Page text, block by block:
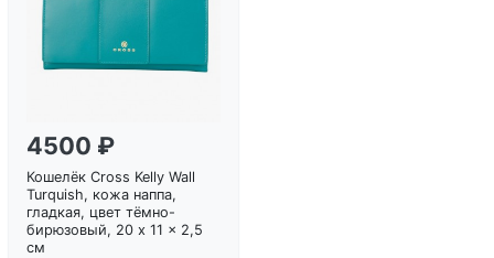
4500 ₽
Кошелёк Cross Kelly Wall
Turquish, кожа наппа,
гладкая, цвет тёмно-
бирюзовый, 20 x 11 x 2,5
см